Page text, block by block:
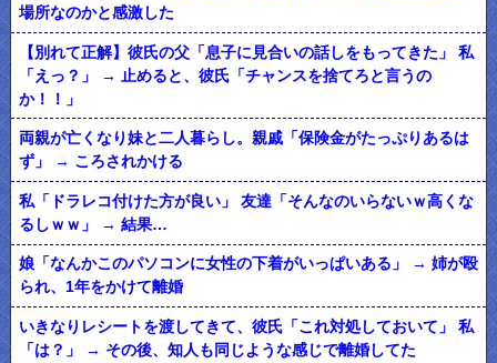
場所なのかと感激した
【別れて正解】彼氏の父「息子に見合いの話しをもってきた」 私
「えっ？」 → 止めると、彼氏「チャンスを捨てろと言うの
か！！」
両親が亡くなり妹と二人暮らし。親戚「保険金がたっぷりあるは
ず」 → ころされかける
私「ドラレコ付けた方が良い」 友達「そんなのいらないｗ高くな
るしｗｗ」 → 結果…
娘「なんかこのパソコンに女性の下着がいっぱいある」 → 姉が殴
られ、1年をかけて離婚
いきなりレシートを渡してきて、彼氏「これ対処しておいて」 私
「は？」 → その後、知人も同じような感じで離婚してた